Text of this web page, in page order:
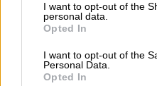
not limited to your visit or
grant or deny consent to
use your data for below
consent section.
I want to opt-out of the
personal data.
Opted In
I want to opt-out of the
Personal Data.
Opted In
Ειδικότερα, οι
ΓΔΑΕΦΚ έλαβαν
περιοχές των δήμων